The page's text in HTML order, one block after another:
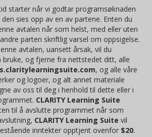
starter når vi godtar programsøknaden
sies opp av en av partene. Enten du
avtalen når som helst, med eller uten
parten skriftlig varsel om oppsigelse.
avtalen, uansett årsak, vil du
bruke, og fjerne fra nettstedet ditt, alle
, og alle våre
og logoer, og alt annet materiale
av oss til deg i henhold til dette eller i
CLARITY Learning Suite
til å avslutte programmet når som
CLARITY Learning Suite vil
inntekter opptjent ovenfor $20.